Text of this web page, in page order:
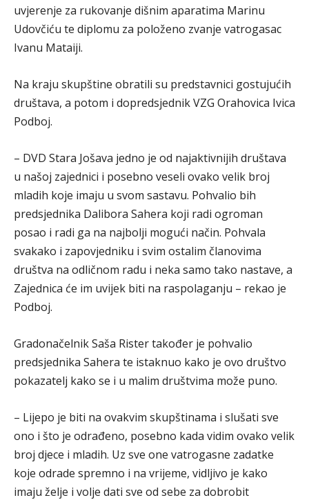
uvjerenje za rukovanje dišnim aparatima Marinu
Udovčiću te diplomu za položeno zvanje vatrogasac
Ivanu Mataiji.
Na kraju skupštine obratili su predstavnici gostujućih
društava, a potom i dopredsjednik VZG Orahovica Ivica
Podboj.
– DVD Stara Jošava jedno je od najaktivnijih društava
u našoj zajednici i posebno veseli ovako velik broj
mladih koje imaju u svom sastavu. Pohvalio bih
predsjednika Dalibora Sahera koji radi ogroman
posao i radi ga na najbolji mogući način. Pohvala
svakako i zapovjedniku i svim ostalim članovima
društva na odličnom radu i neka samo tako nastave, a
Zajednica će im uvijek biti na raspolaganju – rekao je
Podboj.
Gradonačelnik Saša Rister također je pohvalio
predsjednika Sahera te istaknuo kako je ovo društvo
pokazatelj kako se i u malim društvima može puno.
– Lijepo je biti na ovakvim skupštinama i slušati sve
ono i što je odrađeno, posebno kada vidim ovako velik
broj djece i mladih. Uz sve one vatrogasne zadatke
koje odrade spremno i na vrijeme, vidljivo je kako
imaju želje i volje dati sve od sebe za dobrobit